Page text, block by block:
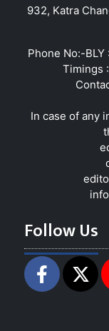
932, Katra
Phone No:-BLY
Timings
In case of any
Follow Us